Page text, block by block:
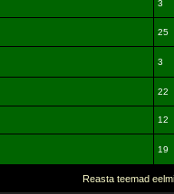
3
25
3
22
12
19
Reasta teemad